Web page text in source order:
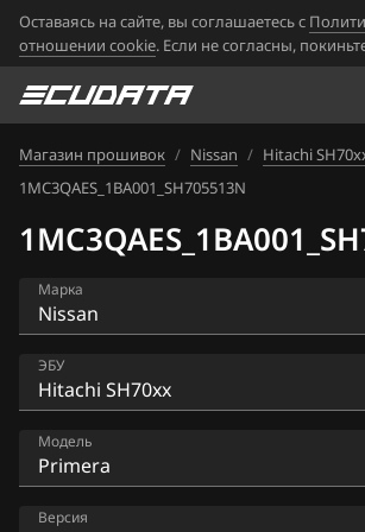
Оставаясь на сайте, вы соглашаетесь с
отношении cookie. Если не согласны,
Магазин прошивок / Nissan / Hitachi
1MC3QAES_1BA001_SH705513N
Марка
Acura
Alfa Romeo
ATLAS
ЭБУ
Bosch EDC16CP33
Bosch EDC17C84
Модель
AD
Версия